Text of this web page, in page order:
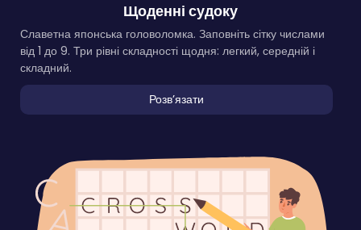
Щоденні судоку
Славетна японська головоломка. Заповніть сітку числами
від 1 до 9. Три рівні складності щодня: легкий, середній і
складний.
Розвʼязати